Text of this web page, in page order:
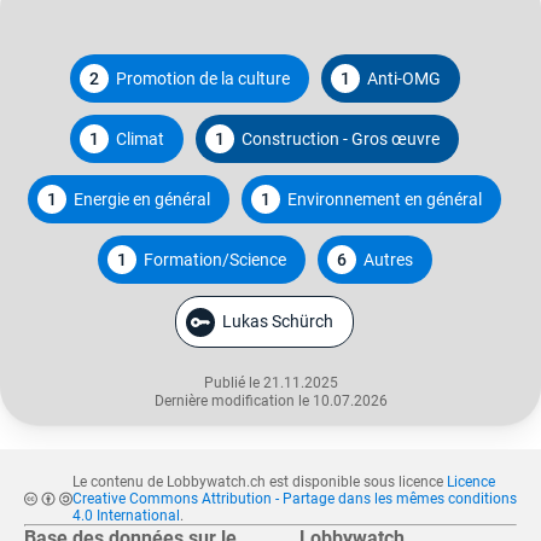
2 Promotion de la culture 1 Anti-OMG
1 Climat 1 Construction - Gros œuvre
1 Energie en général 1 Environnement en général
1 Formation/Science 6 Autres
Lukas Schürch
Publié le 21.11.2025
Dernière modification le 10.07.2026
Le contenu de Lobbywatch.ch est disponible sous licence Licence
Creative Commons Attribution - Partage dans les mêmes conditions
4.0 International .